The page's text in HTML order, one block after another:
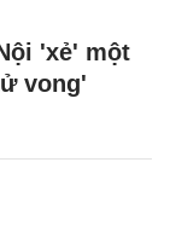
'xẻ' một
vong'